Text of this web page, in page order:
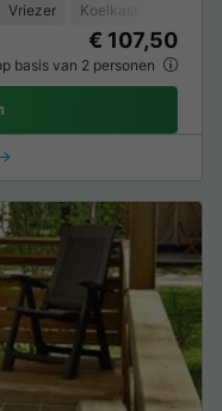
Vriezer Koelkast
€ 107,50
basis van 2 personen